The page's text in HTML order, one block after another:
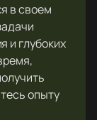
в своем
и глубоких
опыту